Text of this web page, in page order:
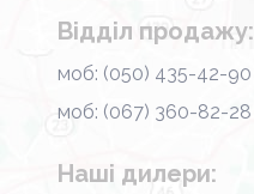
Відділ продажу:
моб: (050) 435-42-90
моб: (067) 360-82-28
Наші дилери: